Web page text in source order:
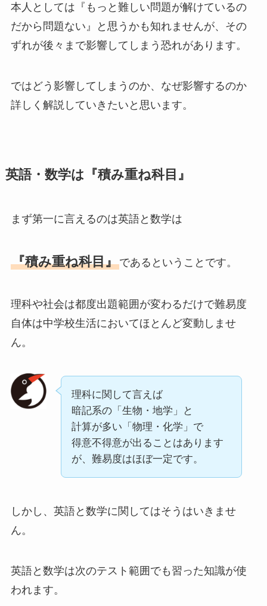
本人としては『もっと難しい問題が解けているの
だから問題ない』と思うかも知れませんが、その
ずれが後々まで影響してしまう恐れがあります。
ではどう影響してしまうのか、なぜ影響するのか
詳しく解説していきたいと思います。
英語・数学は『積み重ね科目』
まず第一に言えるのは英語と数学は
『積み重ね科目』であるということです。
理科や社会は都度出題範囲が変わるだけで難易度
自体は中学校生活においてほとんど変動しませ
ん。
理科に関して言えば
暗記系の「生物・地学」と
計算が多い「物理・化学」で
得意不得意が出ることはあります
が、難易度はほぼ一定です。
しかし、英語と数学に関してはそうはいきませ
ん。
英語と数学は次のテスト範囲でも習った知識が使
われます。